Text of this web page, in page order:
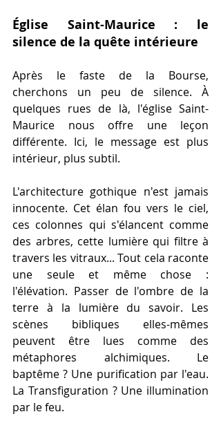
Église Saint-Maurice : le
silence de la quête intérieure
Après le faste de la Bourse,
cherchons un peu de silence. À
quelques rues de là, l'église Saint-
Maurice nous offre une leçon
différente. Ici, le message est plus
intérieur, plus subtil.
L'architecture gothique n'est jamais
innocente. Cet élan fou vers le ciel,
ces colonnes qui s'élancent comme
des arbres, cette lumière qui filtre à
travers les vitraux... Tout cela raconte
une seule et même chose :
l'élévation. Passer de l'ombre de la
terre à la lumière du savoir. Les
scènes bibliques elles-mêmes
peuvent être lues comme des
métaphores alchimiques. Le
baptême ? Une purification par l'eau.
La Transfiguration ? Une illumination
par le feu.